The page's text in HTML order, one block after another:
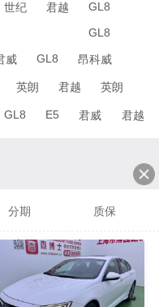
世纪 君越 GL8
GL8
威 GL8 昂科威
英朗 君越 英朗
GL8 E5 君威 君越
分期 质保